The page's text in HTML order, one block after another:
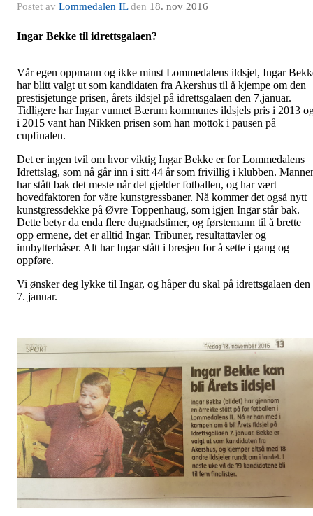
Postet av Lommedalen ILden 18. nov 2016
Ingar Bekke til idrettsgalaen?
Vår egen oppmann og ikke minst Lommedalens ildsjel, Ingar
har blitt valgt ut som kandidaten fra Akershus til å kjempe om den
prestisjetunge prisen, årets ildsjel på idrettsgalaen den 7.januar.
Tidligere har Ingar vunnet Bærum kommunes ildsjels pris i 2013
i 2015 vant han Nikken prisen som han mottok i pausen på
cupfinalen.
Det er ingen tvil om hvor viktig Ingar Bekke er for Lommedalens
Idrettslag, som nå går inn i sitt 44 år som frivillig i klubben.
har stått bak det meste når det gjelder fotballen, og har vært
hovedfaktoren for våre kunstgressbaner. Nå kommer det også nytt
kunstgressdekke på Øvre Toppenhaug, som igjen Ingar står bak.
Dette betyr da enda flere dugnadstimer, og førstemann til å brette
opp ermene, det er alltid Ingar. Tribuner, resultattavler og
innbytterbåser. Alt har Ingar stått i bresjen for å sette i gang og
oppføre.
Vi ønsker deg lykke til Ingar, og håper du skal på idrettsgalaen den
7. januar.